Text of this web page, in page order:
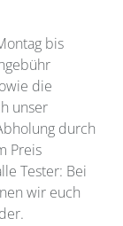
bis
die
unser
durch
Preis
Tester: Bei
wir euch